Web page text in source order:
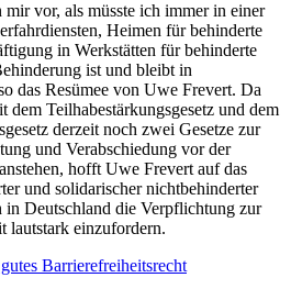
vor, als müsste ich immer in einer
Heimen für behinderte
in Werkstätten für behinderte
ist und bleibt in
das Resümee von Uwe Frevert. Da
dem Teilhabestärkungsgesetz und dem
derzeit noch zwei Gesetze zur
und Verabschiedung vor der
hofft Uwe Frevert auf das
und solidarischer nichtbehinderter
in Deutschland die Verpflichtung zur
lautstark einzufordern.
Barrierefreiheitsrecht